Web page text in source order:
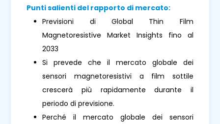
Punti salienti del rapporto di mercato:
Previsioni di Global Thin Film
Magnetoresistive Market Insights fino al
2033
Si prevede che il mercato globale dei
sensori magnetoresistivi a film sottile
crescerà più rapidamente durante il
periodo di previsione.
Perché il mercato globale dei sensori